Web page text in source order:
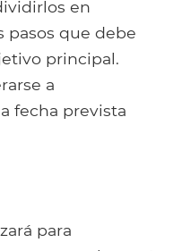
en
pasos que debe
principal.
a
fecha prevista
para